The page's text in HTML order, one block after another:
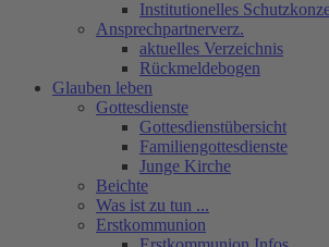
Institutionelles
Ansprechpartnerverz.
aktuelles Verzeichnis
Rückmeldebogen
Glauben leben
Gottesdienste
Gottesdienstübersicht
Familiengottesdienste
Junge Kirche
Beichte
Was ist zu tun ...
Erstkommunion